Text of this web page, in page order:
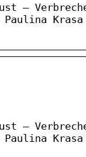
–
Krasa
–
Krasa